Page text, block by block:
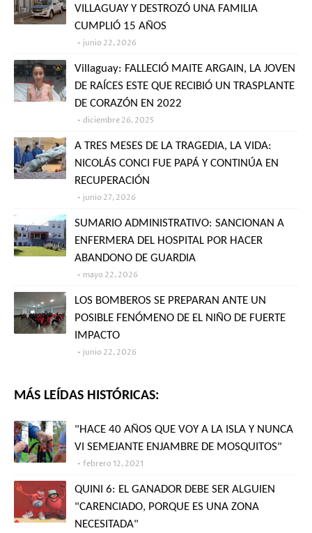
VILLAGUAY Y DESTROZÓ UNA FAMILIA
CUMPLIÓ 15 AÑOS
junio 22, 2026
Villaguay: FALLECIÓ MAITE ARGAIN, LA JOVEN
DE RAÍCES ESTE QUE RECIBIÓ UN TRASPLANTE
DE CORAZÓN EN 2022
diciembre 26, 2025
A TRES MESES DE LA TRAGEDIA, LA VIDA:
NICOLÁS CONCI FUE PAPÁ Y CONTINÚA EN
RECUPERACIÓN
junio 27, 2026
SUMARIO ADMINISTRATIVO: SANCIONAN A
ENFERMERA DEL HOSPITAL POR HACER
ABANDONO DE GUARDIA
mayo 22, 2026
LOS BOMBEROS SE PREPARAN ANTE UN
POSIBLE FENÓMENO DE EL NIÑO DE FUERTE
IMPACTO
junio 22, 2026
MÁS LEÍDAS HISTÓRICAS:
"HACE 40 AÑOS QUE VOY A LA ISLA Y NUNCA
VI SEMEJANTE ENJAMBRE DE MOSQUITOS"
febrero 12, 2021
QUINI 6: EL GANADOR DEBE SER ALGUIEN
"CARENCIADO, PORQUE ES UNA ZONA
NECESITADA"